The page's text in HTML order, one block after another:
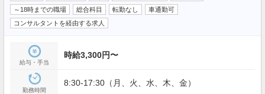
～18時までの職場
総合科目 転勤なし
車通勤可
コンサルタントを経由する求人
給与・手当
時給3,300円〜
勤務時間
8:30-17:30（月、火、水、木、金）